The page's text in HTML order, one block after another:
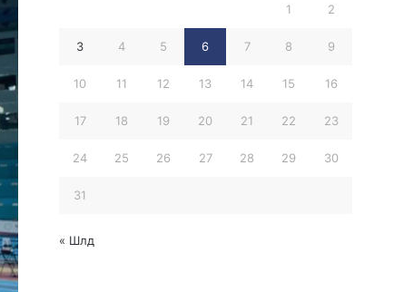
1 2
3 4 5 6 7 8 9
10 11 12 13 14 15 16
17 18 19 20 21 22 23
24 25 26 27 28 29 30
31
« Шлд